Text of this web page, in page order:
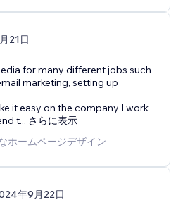
21日
for many different jobs such
marketing, setting up
it easy on the company I work
t... さらに表示
ホームページデザイン
年9月22日